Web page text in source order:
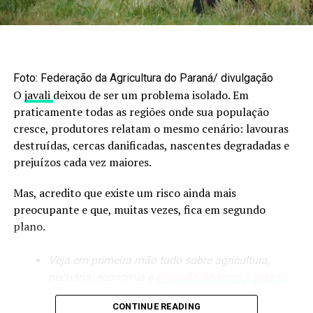
planejamento e manejo sustentável.”
produtivas, contribuindo para a meta do PNCPD de
reduzir pastagens degradadas.
Intensificação sustentável como
meta
O Brasil possui hoje
pastagens com manejo, segundo o IBGE. Entre 2000 e
2020, essas áreas cresceram 27,9%, um aumento de 24,7
milhões de hectares. Apesar disso, ainda existem
potencial para recuperação e expansão agrícola,
Os sistemas integrados de produção ocupavam 17,4
confira os númerosapareceu primeiro emCanal Rural.
Foto: Federação da Agricultura do Paraná/ divulgação
O javali deixou de ser um problema isolado. Em
praticamente todas as regiões onde sua população
cresce, produtores relatam o mesmo cenário: lavouras
destruídas, cercas danificadas, nascentes degradadas e
prejuízos cada vez maiores.
Mas, acredito que existe um risco ainda mais
preocupante e que, muitas vezes, fica em segundo
plano.
Veja em primeira mão tudo sobre agricultura,
Canal Rural no Google News!
CONTINUE READING